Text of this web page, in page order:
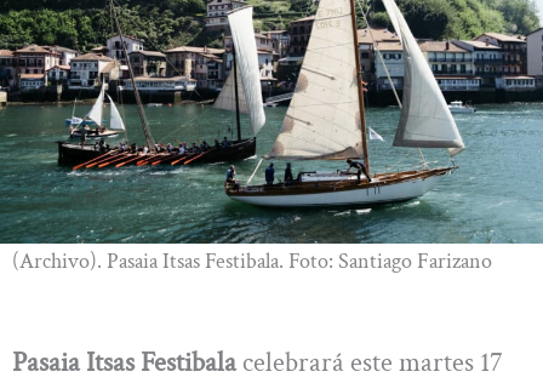
(Archivo). Pasaia Itsas Festibala. Foto: Santiago Farizano
Pasaia Itsas Festibalacelebrará este martes 17